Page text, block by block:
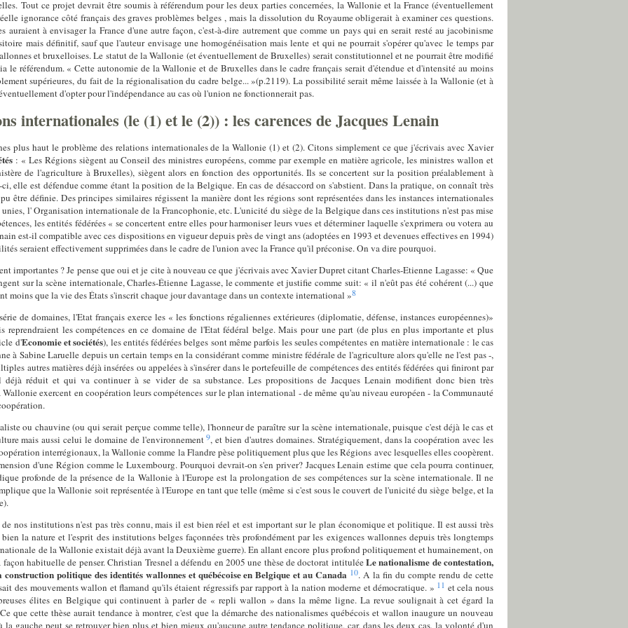
Tout ce projet devrait être soumis à référendum pour les deux parties concernées, la Wallonie et la France (éventuellement
ignorance côté français des graves problèmes belges , mais la dissolution du Royaume obligerait à examiner ces questions.
à envisager la France d'une autre façon, c'est-à-dire autrement que comme un pays qui en serait resté au jacobinisme
mais définitif, sauf que l'auteur envisage une homogénéisation mais lente et qui ne pourrait s'opérer qu'avec le temps par
et bruxelloises. Le statut de la Wallonie (et éventuellement de Bruxelles) serait constitutionnel et ne pourrait être modifié
le référendum. « Cette autonomie de la Wallonie et de Bruxelles dans le cadre français serait d'étendue et d'intensité au moins
supérieures, du fait de la régionalisation du cadre belge... »(p.2119). La possibilité serait même laissée à la Wallonie (et à
d'opter pour l'indépendance au cas où l'union ne fonctionnerait pas.
internationales (le (1) et le (2)) : les carences de Jacques Lenain
plus haut le problème des relations internationales de la Wallonie (1) et (2). Citons simplement ce que j'écrivais avec Xavier
: « Les Régions siègent au Conseil des ministres européens, comme par exemple en matière agricole, les ministres wallon et
de l'agriculture à Bruxelles), siègent alors en fonction des opportunités. Ils se concertent sur la position préalablement à
elle est défendue comme étant la position de la Belgique. En cas de désaccord on s'abstient. Dans la pratique, on connaît très
être définie. Des principes similaires régissent la manière dont les régions sont représentées dans les instances internationales
l' Organisation internationale de la Francophonie, etc. L'unicité du siège de la Belgique dans ces institutions n'est pas mise
les entités fédérées « se concertent entre elles pour harmoniser leurs vues et déterminer laquelle s'exprimera ou votera au
est-il compatible avec ces dispositions en vigueur depuis près de vingt ans (adoptées en 1993 et devenues effectives en 1994)
seraient effectivement supprimées dans le cadre de l'union avec la France qu'il préconise. On va dire pourquoi.
importantes ? Je pense que oui et je cite à nouveau ce que j'écrivais avec Xavier Dupret citant Charles-Etienne Lagasse: « Que
sur la scène internationale, Charles-Étienne Lagasse, le commente et justifie comme suit: « il n'eût pas été cohérent (...) que
moins que la vie des États s'inscrit chaque jour davantage dans un contexte international »8
de domaines, l'Etat français exerce les « les fonctions régaliennes extérieures (diplomatie, défense, instances européennes)»
les compétences en ce domaine de l'Etat fédéral belge. Mais pour une part (de plus en plus importante et plus
d'Economie et sociétés), les entités fédérées belges sont même parfois les seules compétentes en matière internationale : le cas
à Sabine Laruelle depuis un certain temps en la considérant comme ministre fédérale de l'agriculture alors qu'elle ne l'est pas -,
autres matières déjà insérées ou appelées à s'insérer dans le portefeuille de compétences des entités fédérées qui finiront par
déjà réduit et qui va continuer à se vider de sa substance. Les propositions de Jacques Lenain modifient donc bien très
exercent en coopération leurs compétences sur le plan international - de même qu'au niveau européen - la Communauté
ou chauvine (ou qui serait perçue comme telle), l'honneur de paraître sur la scène internationale, puisque c'est déjà le cas et
mais aussi celui le domaine de l'environnement9, et bien d'autres domaines. Stratégiquement, dans la coopération avec les
interrégionaux, la Wallonie comme la Flandre pèse politiquement plus que les Régions avec lesquelles elles coopèrent.
d'une Région comme le Luxembourg. Pourquoi devrait-on s'en priver? Jacques Lenain estime que cela pourra continuer,
profonde de la présence de la Wallonie à l'Europe est la prolongation de ses compétences sur la scène internationale. Il ne
que la Wallonie soit représentée à l'Europe en tant que telle (même si c'est sous le couvert de l'unicité du siège belge, et la
nos institutions n'est pas très connu, mais il est bien réel et est important sur le plan économique et politique. Il est aussi très
la nature et l'esprit des institutions belges façonnées très profondément par les exigences wallonnes depuis très longtemps
de la Wallonie existait déjà avant la Deuxième guerre). En allant encore plus profond politiquement et humainement, on
façon habituelle de penser. Christian Tresnel a défendu en 2005 une thèse de doctorat intituléeLe nationalisme de contestation,
politique des identités wallonnes et québécoise en Belgique et au Canada 10. A la fin du compte rendu de cette
des mouvements wallon et flamand qu'ils étaient régressifs par rapport à la nation moderne et démocratique. » 11 et cela nous
élites en Belgique qui continuent à parler de « repli wallon » dans la même ligne. La revue soulignait à cet égard la
que cette thèse aurait tendance à montrer, c'est que la démarche des nationalismes québécois et wallon inaugure un nouveau